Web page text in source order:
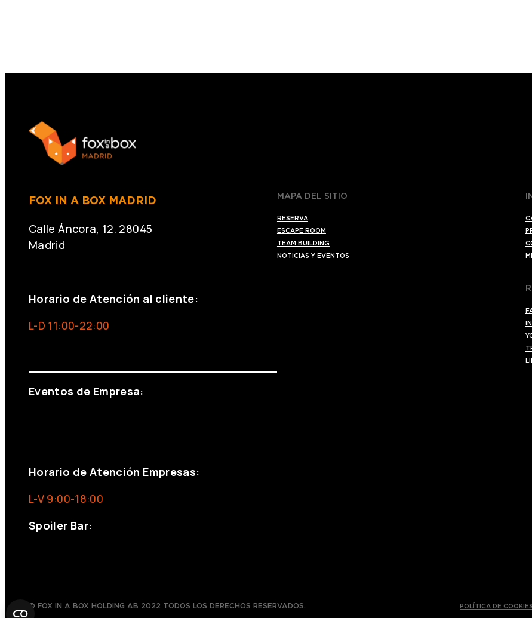
FOX IN A BOX MADRID
Calle Áncora, 12. 28045
Madrid
Horario de Atención al cliente:
L-D 11:00-22:00
Eventos de Empresa:
Horario de Atención Empresas:
L-V 9:00-18:00
Spoiler Bar:
MAPA DEL SITIO
RESERVA
ESCAPE ROOM
TEAM BUILDING
NOTICIAS Y EVENTOS
© FOX IN A BOX HOLDING AB 2022 TODOS LOS DERECHOS RESERVADOS. POLÍTICA DE COOKIES